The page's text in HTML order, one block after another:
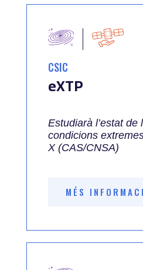
CSIC
eXTP
Estudiarà l’estat de
condicions
X (CAS/CNSA)
MÉS